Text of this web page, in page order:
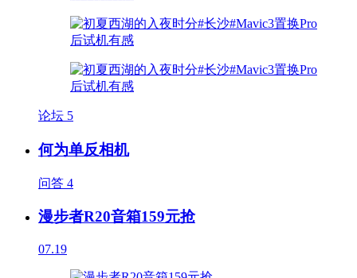
论坛 5
何为单反相机
问答 4
漫步者R20音箱159元抢
07.19